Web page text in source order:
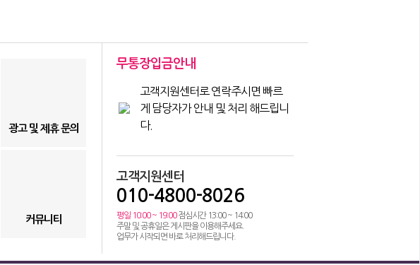
광고 및 제휴 문의
커뮤니티
무통장입금안내
고객지원센터로 연락주시면 빠르
게 담당자가 안내 및 처리 해드립니
다.
고객지원센터
010-4800-8026
평일 10:00 ~ 19:00점심시간 13:00 ~ 14:00
주말 및 공휴일은 게시판을 이용해주세요.
업무가 시작되면 바로 처리해드립니다.